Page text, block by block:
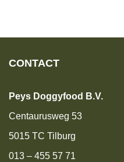
CONTACT
Peys Doggyfood B.V.
Centaurusweg 53
5015 TC Tilburg
013 – 455 57 71